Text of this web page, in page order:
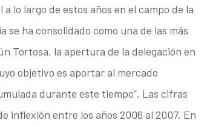
lo largo de estos años en el campo de la
ha consolidado como una de las más
Tortosa, la apertura de la delegación en
objetivo es aportar al mercado
durante este tiempo”. Las cifras
inflexión entre los años 2006 al 2007. En